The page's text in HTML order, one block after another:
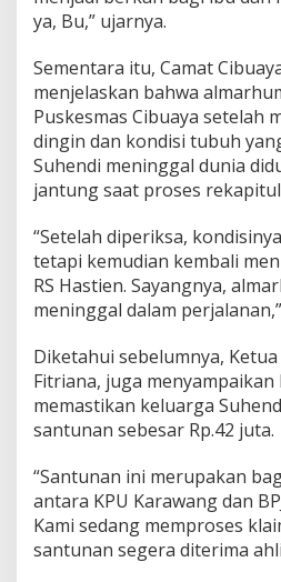
ya, Bu,” ujarnya.
Sementara itu, Camat
menjelaskan bahwa
Puskesmas Cibuaya setelah
dingin dan kondisi tubuh
Suhendi meninggal dunia
jantung saat proses
“Setelah diperiksa,
tetapi kemudian kembali
RS Hastien. Sayangnya,
meninggal dalam
Diketahui sebelumnya,
Fitriana, juga
memastikan keluarga
santunan sebesar Rp.42 juta.
“Santunan ini merupakan
antara KPU Karawang dan
Kami sedang memproses
santunan segera diterima